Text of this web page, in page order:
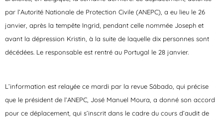
par l’Autorité Nationale de Protection Civile (ANEPC), a eu lieu le 26
janvier, après la tempête Ingrid, pendant celle nommée Joseph et
avant la dépression Kristin, à la suite de laquelle dix personnes sont
décédées. Le responsable est rentré au Portugal le 28 janvier.
L’information est relayée ce mardi par la revue Sábado, qui précise
que le président de l’ANEPC, José Manuel Moura, a donné son accord
pour ce déplacement, qui s’inscrit dans le cadre du cours d’audit de